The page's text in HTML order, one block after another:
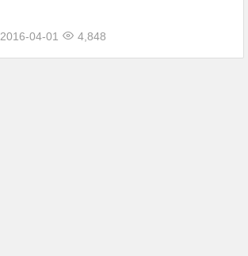
来越少了，所以，你们不要再靠这种低级而...
2016-04-01 4,848